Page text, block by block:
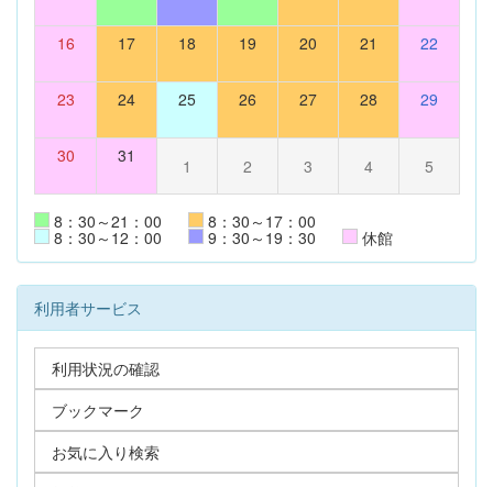
16 17 18 19 20 21 22
23 24 25 26 27 28 29
30 31 1 2 3 4 5
8：30～21：00 8：30～17：00
8：30～12：00 9：30～19：30 休館
利用者サービス
利用状況の確認
ブックマーク
お気に入り検索